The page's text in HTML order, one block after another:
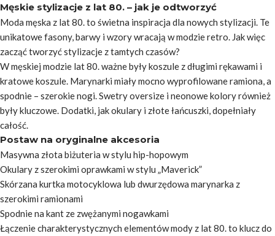
Męskie stylizacje z lat 80. – jak je odtworzyć
Moda męska z lat 80. to świetna inspiracja dla nowych stylizacji. Te
unikatowe fasony, barwy i wzory wracają w modzie retro. Jak więc
zacząć tworzyć stylizacje z tamtych czasów?
W męskiej modzie lat 80. ważne były koszule z długimi rękawami i
kratowe koszule. Marynarki miały mocno wyprofilowane ramiona, a
spodnie – szerokie nogi. Swetry oversize i neonowe kolory również
były kluczowe. Dodatki, jak okulary i złote łańcuszki, dopełniały
całość.
Postaw na oryginalne akcesoria
Masywna złota biżuteria w stylu hip-hopowym
Okulary z szerokimi oprawkami w stylu „Maverick”
Skórzana kurtka motocyklowa lub dwurzędowa marynarka z
szerokimi ramionami
Spodnie na kant ze zwężanymi nogawkami
Łączenie charakterystycznych elementów mody z lat 80. to klucz do